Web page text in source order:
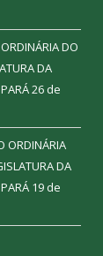
DO
DA
26 de
ORDINÁRIA
DA
19 de